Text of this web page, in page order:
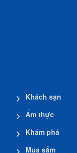
Khám phá
Mua sắm